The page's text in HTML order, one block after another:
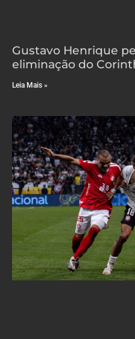
Gustavo Henrique
eliminação do
Leia Mais »